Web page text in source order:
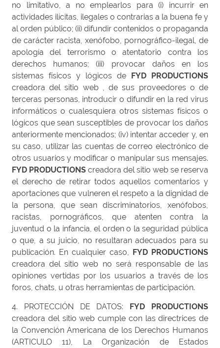
no limitativo, a no emplearlos para (i) incurrir en
actividades ilícitas, ilegales o contrarias a la buena fe y
al orden público; (ii) difundir contenidos o propaganda
de carácter racista, xenófobo, pornográfico-ilegal, de
apología del terrorismo o atentatorio contra los
derechos humanos; (iii) provocar daños en los
sistemas físicos y lógicos de
FYD PRODUCTIONS
creadora del sitio web , de sus proveedores o de
terceras personas, introducir o difundir en la red virus
informáticos o cualesquiera otros sistemas físicos o
lógicos que sean susceptibles de provocar los daños
anteriormente mencionados; (iv) intentar acceder y, en
su caso, utilizar las cuentas de correo electrónico de
otros usuarios y modificar o manipular sus mensajes.
FYD PRODUCTIONS creadora del sitio web se reserva
el derecho de retirar todos aquellos comentarios y
aportaciones que vulneren el respeto a la dignidad de
la persona, que sean discriminatorios, xenófobos,
racistas, pornográficos, que atenten contra la
juventud o la infancia, el orden o la seguridad pública
o que, a su juicio, no resultaran adecuados para su
publicación. En cualquier caso, FYD PRODUCTIONS
creadora del sitio web no será responsable de las
opiniones vertidas por los usuarios a través de los
foros, chats, u otras herramientas de participación.
4. PROTECCIÓN DE DATOS: FYD PRODUCTIONS
creadora del sitio web cumple con las directrices de
la Convención Americana de los Derechos Humanos
(ARTICULO 11), La Organización de Estados